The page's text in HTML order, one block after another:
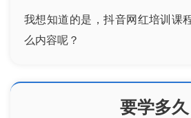
我想知道的是，抖音网红培训 课
么内容呢？
要学多久